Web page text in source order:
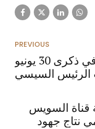
PREVIOUS
خالد أبو بكر يكتب: في ذكرى 30 يونيو
الرئيس السيسي
قناة السويس
نتاج جهود